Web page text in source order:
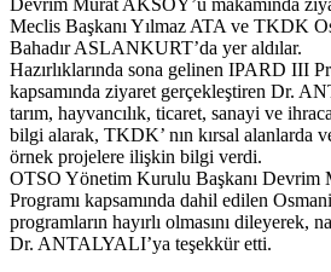
Meclis Başkanı Yılmaz ATA ve TKDK
Bahadır ASLANKURT’da yer aldılar.
Hazırlıklarında sona gelinen IPARD III
kapsamında ziyaret gerçekleştiren Dr.
tarım, hayvancılık, ticaret, sanayi ve
bilgi alarak, TKDK’ nın kırsal alanlarda
örnek projelere ilişkin bilgi verdi.
OTSO Yönetim Kurulu Başkanı
Programı kapsamında dahil edilen
programların hayırlı olmasını dileyerek,
Dr. ANTALYALI’ya teşekkür etti.